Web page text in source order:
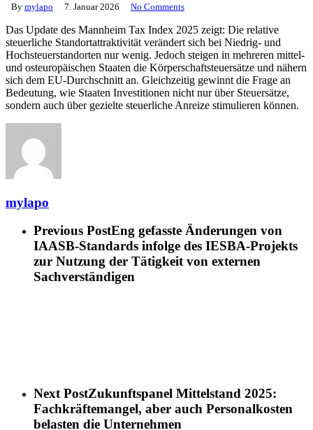
By mylapo 7. Januar 2026 No Comments
Das Update des Mannheim Tax Index 2025 zeigt: Die relative
steuerliche Standortattraktivität verändert sich bei Niedrig- und
Hochsteuerstandorten nur wenig. Jedoch steigen in mehreren mittel-
und osteuropäischen Staaten die Körperschaftsteuersätze und nähern
sich dem EU-Durchschnitt an. Gleichzeitig gewinnt die Frage an
Bedeutung, wie Staaten Investitionen nicht nur über Steuersätze,
sondern auch über gezielte steuerliche Anreize stimulieren können.
mylapo
Previous PostEng gefasste Änderungen von
IAASB-Standards infolge des IESBA-Projekts
zur Nutzung der Tätigkeit von externen
Sachverständigen
Next PostZukunftspanel Mittelstand 2025:
Fachkräftemangel, aber auch Personalkosten
belasten die Unternehmen